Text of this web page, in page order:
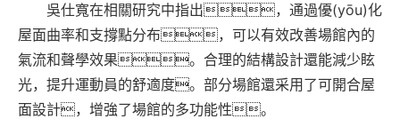
吳仕寬在相關研究中指出，通過優(yōu)化
屋面曲率和支撐點分布，可以有效改善場館內的
氣流和聲學效果。合理的結構設計還能減少眩
光，提升運動員的舒適度。部分場館還采用了可開合屋
面設計，增強了場館的多功能性。